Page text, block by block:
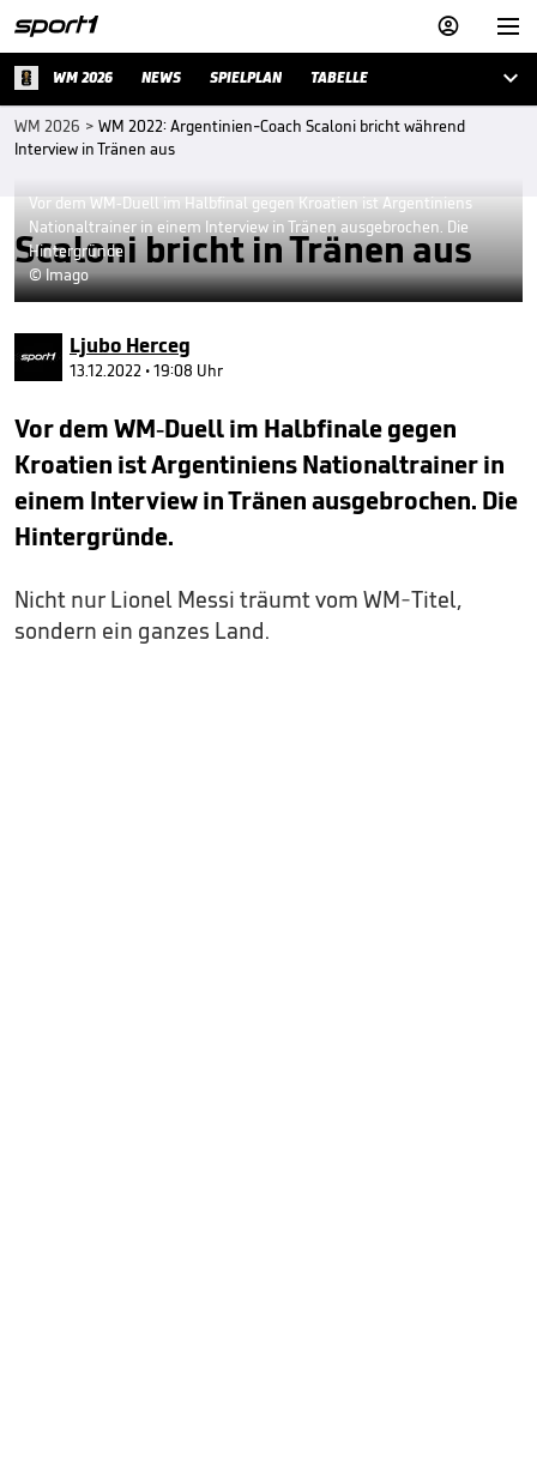


WM 2026 NEWS SPIELPLAN TABELLE 
WM 2026 > WM 2022: Argentinien-Coach Scaloni bricht während
Interview in Tränen aus
Scaloni bricht in Tränen aus
Vor dem WM-Duell im Halbfinal gegen Kroatien ist Argentiniens
Nationaltrainer in einem Interview in Tränen ausgebrochen. Die
Hintergründe
© Imago
Ljubo Herceg
13.12.2022 • 19:08 Uhr
Vor dem WM-Duell im Halbfinale gegen
Kroatien ist Argentiniens Nationaltrainer in
einem Interview in Tränen ausgebrochen. Die
Hintergründe.
Nicht nur Lionel Messi träumt vom WM-Titel,
sondern ein ganzes Land.